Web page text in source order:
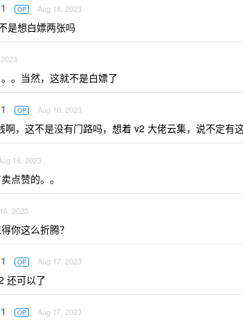
OP Aug 16, 2023
是想白嫖两张吗
。当然，这就不是白嫖了
OP Aug 16, 2023
啊，这不是没有门路吗，想着 v2 大佬云集，说不定有
16, 2023
点赞的。。
2023
你这么折腾？
OP Aug 17, 2023
还可以了
OP Aug 17, 2023